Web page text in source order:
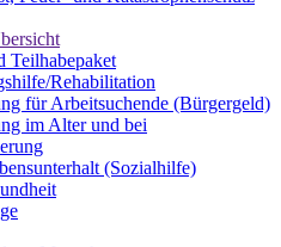
Teilhabepaket
Rehabilitation
für Arbeitsuchende (Bürgergeld)
im Alter und bei
(Sozialhilfe)